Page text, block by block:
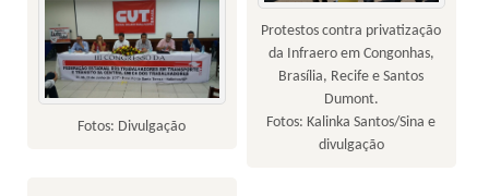
Protestos contra privatização
da Infraero em Congonhas,
Brasília, Recife e Santos
Dumont.
Fotos: Kalinka Santos/Sina e
divulgação
Fotos: Divulgação